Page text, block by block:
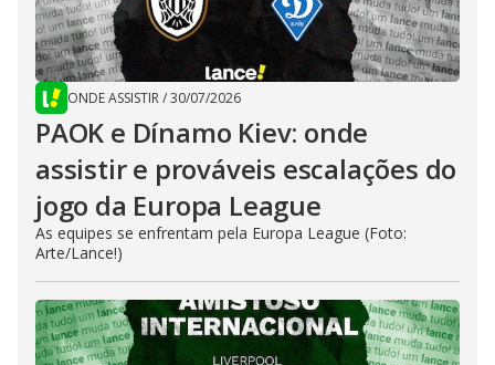
ONDE ASSISTIR/30/07/2026
PAOK e Dínamo Kiev: onde
assistir e prováveis escalações do
jogo da Europa League
As equipes se enfrentam pela Europa League (Foto:
Arte/Lance!)